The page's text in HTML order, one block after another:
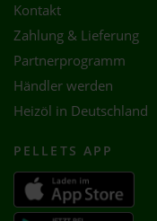
Kontakt
Zahlung & Lieferung
Partnerprogramm
Händler werden
Heizöl in Deutschland
PELLETS APP